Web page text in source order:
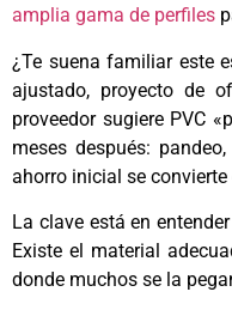
amplia gama de perfiles
¿Te suena familiar este
ajustado, proyecto de
proveedor sugiere PVC
meses después:
ahorro inicial se
La clave está en
Existe el material
donde muchos se la